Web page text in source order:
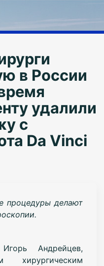
в России
удалили
с
Da Vinci
процедуры делают
Андрейцев,
хирургическим